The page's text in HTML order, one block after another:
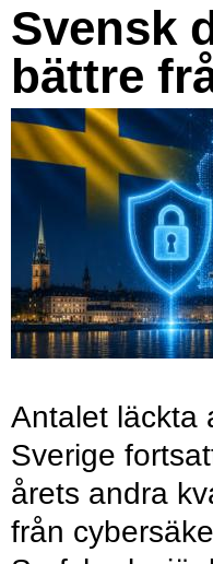
Svensk
bättre
Antalet läckta
Sverige
årets andra
från